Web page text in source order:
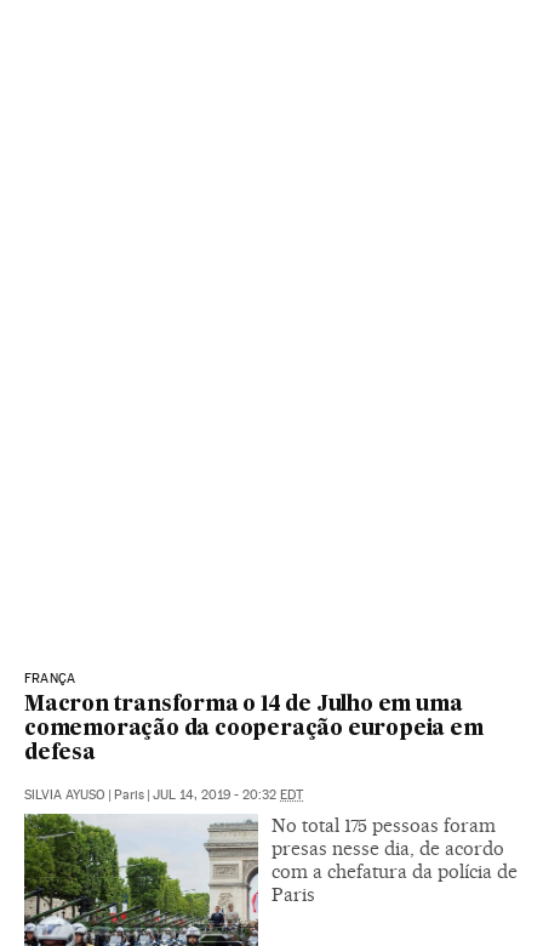
FRANÇA
Macron transforma o 14 de Julho em uma
comemoração da cooperação europeia em
defesa
SILVIA AYUSO | Paris | JUL 14, 2019 - 20:32 EDT
No total 175 pessoas foram
presas nesse dia, de acordo
com a chefatura da polícia de
Paris